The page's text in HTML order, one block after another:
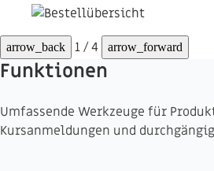
arrow_back 1 / 4 arrow_forward
Funktionen
Umfassende Werkzeuge für
Kursanmeldungen und